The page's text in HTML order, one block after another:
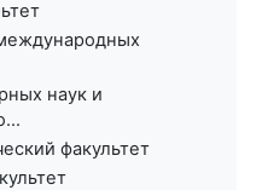
наук и
факультет